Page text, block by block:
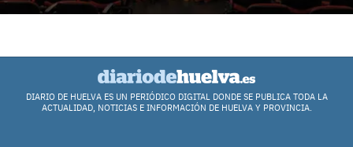
DIARIO DE HUELVA ES UN PERIÓDICO DIGITAL DONDE SE PUBLICA TODA LA
ACTUALIDAD, NOTICIAS E INFORMACIÓN DE HUELVA Y PROVINCIA.